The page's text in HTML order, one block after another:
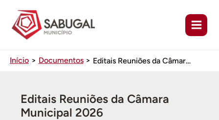
conteúdo
Início Documentos Editais Reuniões da Câmara Municipal 2026
Editais Reuniões da Câmara
Municipal 2026